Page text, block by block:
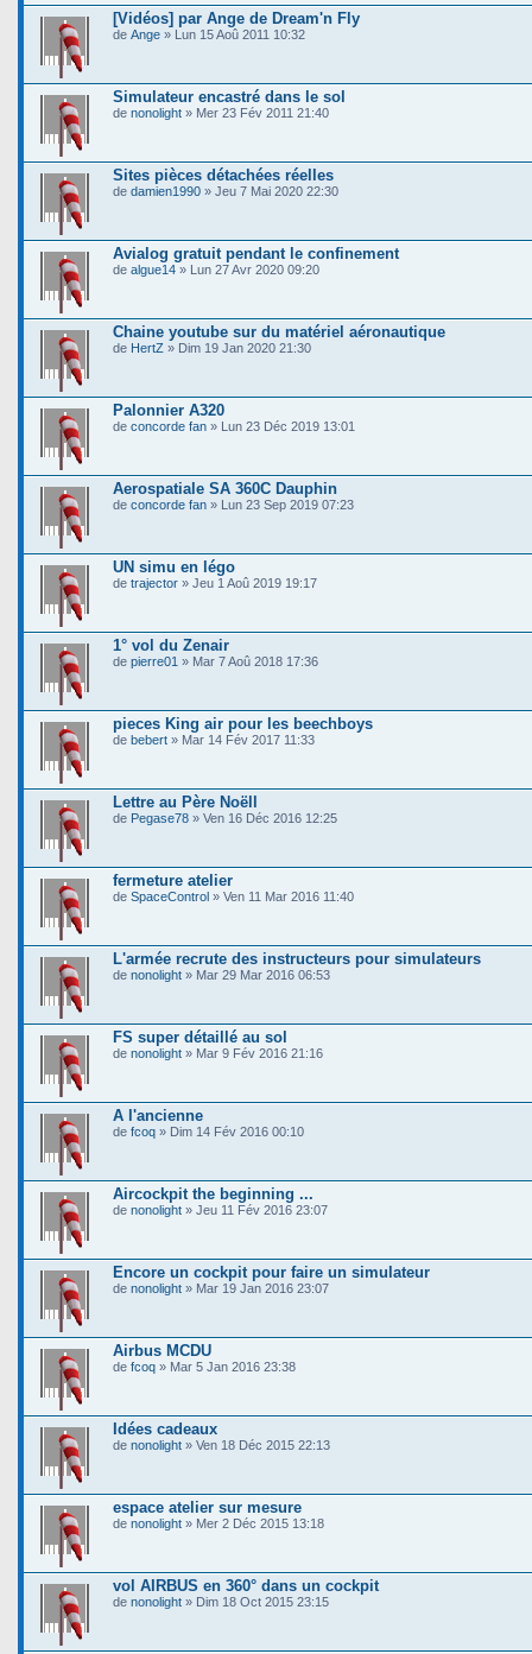
[Vidéos] par Ange de Dream'n Fly
de Ange » Lun 15 Aoû 2011 10:32
Simulateur encastré dans le sol
de nonolight » Mer 23 Fév 2011 21:40
Sites pièces détachées réelles
de damien1990 » Jeu 7 Mai 2020 22:30
Avialog gratuit pendant le confinement
de algue14 » Lun 27 Avr 2020 09:20
Chaine youtube sur du matériel aéronautique
de HertZ » Dim 19 Jan 2020 21:30
Palonnier A320
de concorde fan » Lun 23 Déc 2019 13:01
Aerospatiale SA 360C Dauphin
de concorde fan » Lun 23 Sep 2019 07:23
UN simu en légo
de trajector » Jeu 1 Aoû 2019 19:17
1° vol du Zenair
de pierre01 » Mar 7 Aoû 2018 17:36
pieces King air pour les beechboys
de bebert » Mar 14 Fév 2017 11:33
Lettre au Père Noëll
de Pegase78 » Ven 16 Déc 2016 12:25
fermeture atelier
de SpaceControl » Ven 11 Mar 2016 11:40
L'armée recrute des instructeurs pour simulateurs
de nonolight » Mar 29 Mar 2016 06:53
FS super détaillé au sol
de nonolight » Mar 9 Fév 2016 21:16
A l'ancienne
de fcoq » Dim 14 Fév 2016 00:10
Aircockpit the beginning ...
de nonolight » Jeu 11 Fév 2016 23:07
Encore un cockpit pour faire un simulateur
de nonolight » Mar 19 Jan 2016 23:07
Airbus MCDU
de fcoq » Mar 5 Jan 2016 23:38
Idées cadeaux
de nonolight » Ven 18 Déc 2015 22:13
espace atelier sur mesure
de nonolight » Mer 2 Déc 2015 13:18
vol AIRBUS en 360° dans un cockpit
de nonolight » Dim 18 Oct 2015 23:15